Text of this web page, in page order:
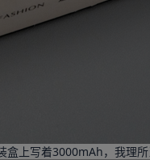
上写着3000mAh，我理